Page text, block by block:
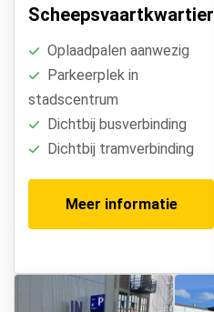
Scheepsvaartkwartier
Oplaadpalen aanwezig
Parkeerplek in
stadscentrum
Dichtbij busverbinding
Dichtbij tramverbinding
Meer informatie